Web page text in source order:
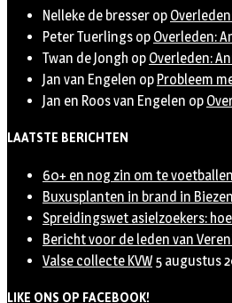
Nelleke de bresser op
Peter Tuerlings op Overleden:
Twan de Jongh op Overleden:
Jan van Engelen op Probleem
Jan en Roos van Engelen op
LAATSTE BERICHTEN
60+ en nog zin om te
Buxusplanten in brand in
Spreidingswet asielzoekers:
Bericht voor de leden van
Valse collecte KVW 5 augustus
LIKE ONS OP FACEBOOK!